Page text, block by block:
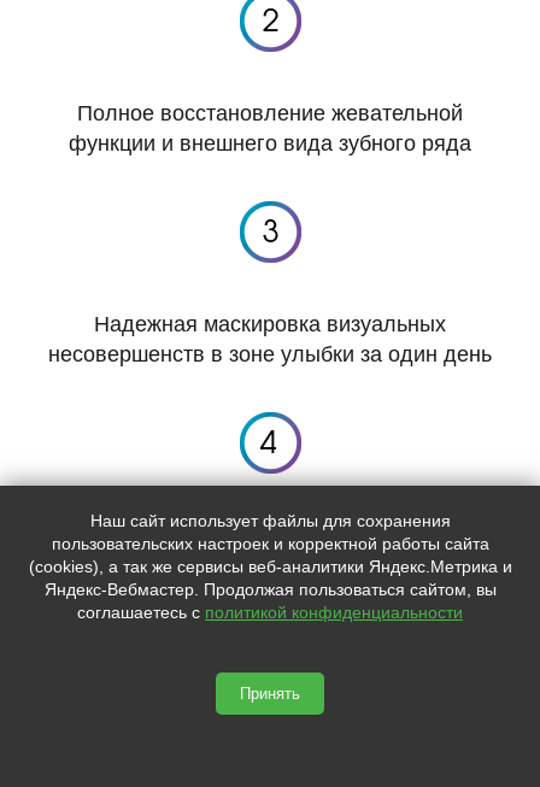
Полное восстановление жевательной
функции и внешнего вида зубного ряда
Надежная маскировка визуальных
несовершенств в зоне улыбки за один день
Сохранение природных зубов
Красивая улыбка – это
Наш сайт использует файлы для сохранения
пользовательских настроек и корректной работы сайта
(cookies), а так же сервисы веб-аналитики Яндекс.Метрика и
Яндекс-Вебмастер. Продолжая пользоваться сайтом, вы
соглашаетесь с политикой конфиденциальности
Принять